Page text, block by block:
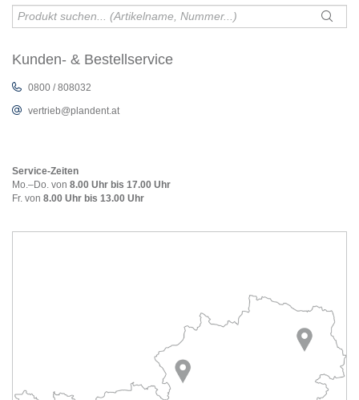
Kunden- & Bestellservice
0800 / 808032
vertrieb@plandent.at
Service-Zeiten
Mo.–Do. von 8.00 Uhr bis 17.00 Uhr
Fr. von 8.00 Uhr bis 13.00 Uhr